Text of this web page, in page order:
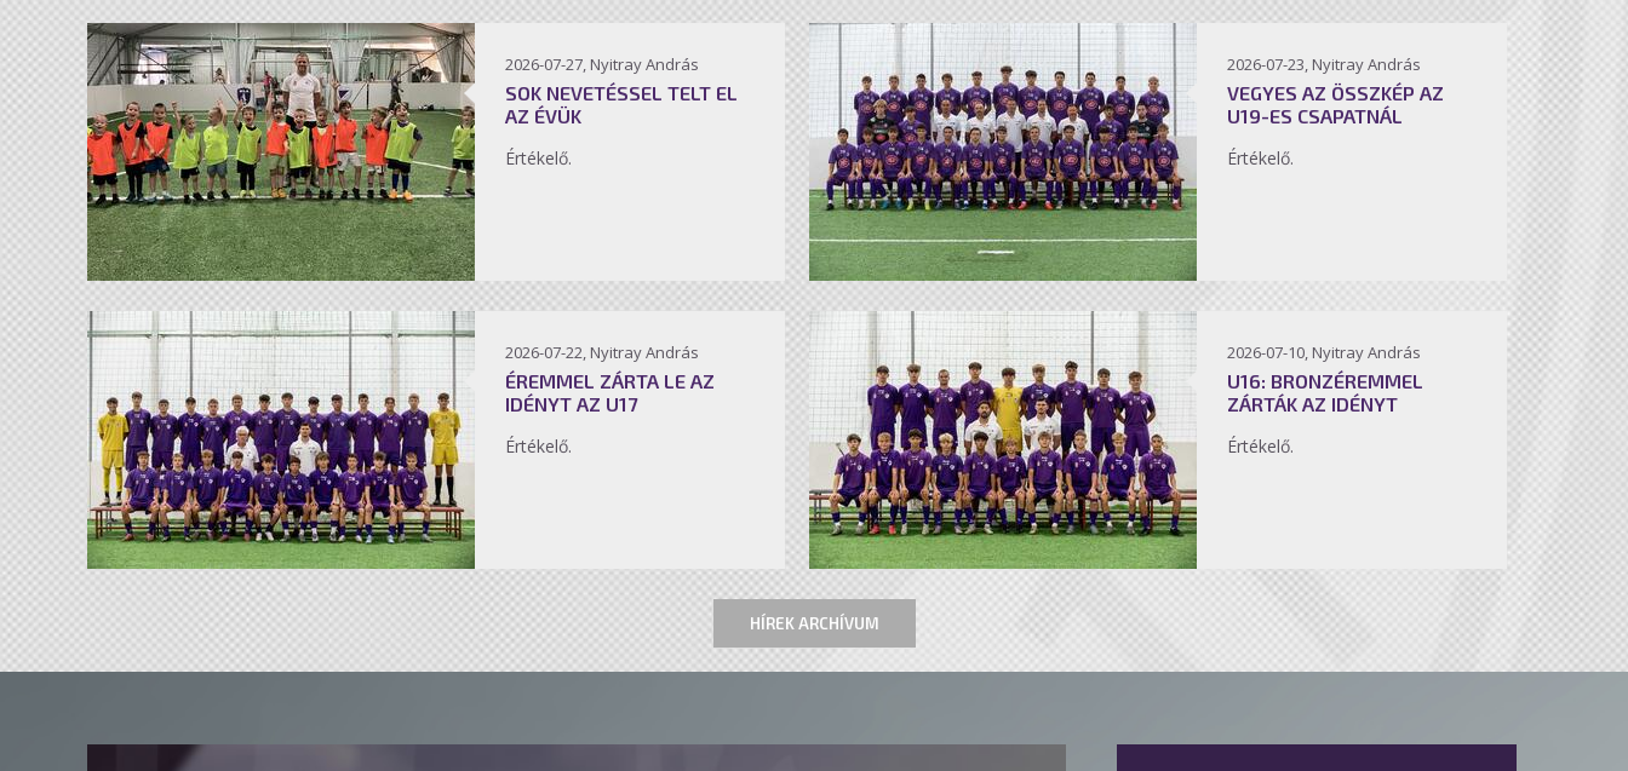
2026-07-27, Nyitray András
SOK NEVETÉSSEL TELT EL
AZ ÉVÜK
Értékelő.
2026-07-23, Nyitray András
VEGYES AZ ÖSSZKÉP AZ
U19-ES CSAPATNÁL
Értékelő.
2026-07-22, Nyitray András
ÉREMMEL ZÁRTA LE AZ
IDÉNYT AZ U17
Értékelő.
2026-07-10, Nyitray András
U16: BRONZÉREMMEL
ZÁRTÁK AZ IDÉNYT
Értékelő.
HÍREK ARCHÍVUM